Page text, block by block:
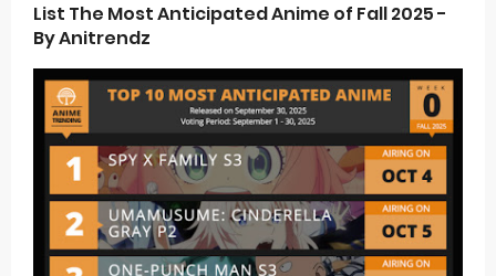
List The Most Anticipated Anime of Fall 2025 -
By Anitrendz